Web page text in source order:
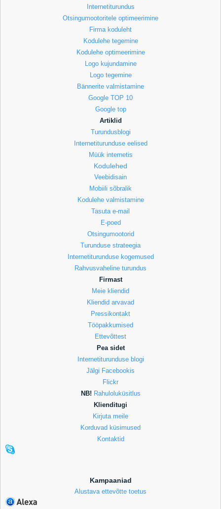
Internetiturundus
Otsingumootoritele optimeerimine
Firma koduleht
Kodulehe tegemine
Kodulehe optimeerimine
Logo kujundamine
Logo tegemine
Bännerite valmistamine
Google TOP 10
Google top
Artiklid
Turundusblogi
Internetiturunduse eelised
Müük internetis
Kodulehed
Veebidisain
Mobiili sõbralik
Kodulehe valmistamine
Tasuta e-mail
E-poed
Otsingumootorid
Turunduse strateegia
Internetiturunduse kogemused
Rahvusvaheline turundus
Firmast
Meie kliendid
Kliendid arvavad
Pressikontakt
Tööpakkumised
Ettevõttest
Pea sidet
Internetiturunduse blogi
Jälgi Facebookis
Flickr
NB! Rahuloluküsitlus
Klienditugi
Kirjuta meile
Korduvad küsimused
Kontaktid
Kampaaniad
Alustava ettevõtte toetus